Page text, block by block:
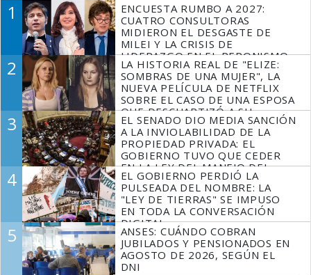
1
ENCUESTA RUMBO A 2027:
CUATRO CONSULTORAS
MIDIERON EL DESGASTE DE
MILEI Y LA CRISIS DE
LIDERAZGO EN EL PERONISMO
2
LA HISTORIA REAL DE "ELIZE:
SOMBRAS DE UNA MUJER", LA
NUEVA PELÍCULA DE NETFLIX
SOBRE EL CASO DE UNA ESPOSA
QUE DESCUARTIZÓ A SU
MARIDO
3
EL SENADO DIO MEDIA SANCIÓN
A LA INVIOLABILIDAD DE LA
PROPIEDAD PRIVADA: EL
GOBIERNO TUVO QUE CEDER
EN LA LEY DEL MANEJO DEL
FUEGO
4
EL GOBIERNO PERDIÓ LA
PULSEADA DEL NOMBRE: LA
"LEY DE TIERRAS" SE IMPUSO
EN TODA LA CONVERSACIÓN
DIGITAL
5
ANSES: CUÁNDO COBRAN
JUBILADOS Y PENSIONADOS EN
AGOSTO DE 2026, SEGÚN EL
DNI